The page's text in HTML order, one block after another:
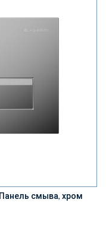
смыва, хром